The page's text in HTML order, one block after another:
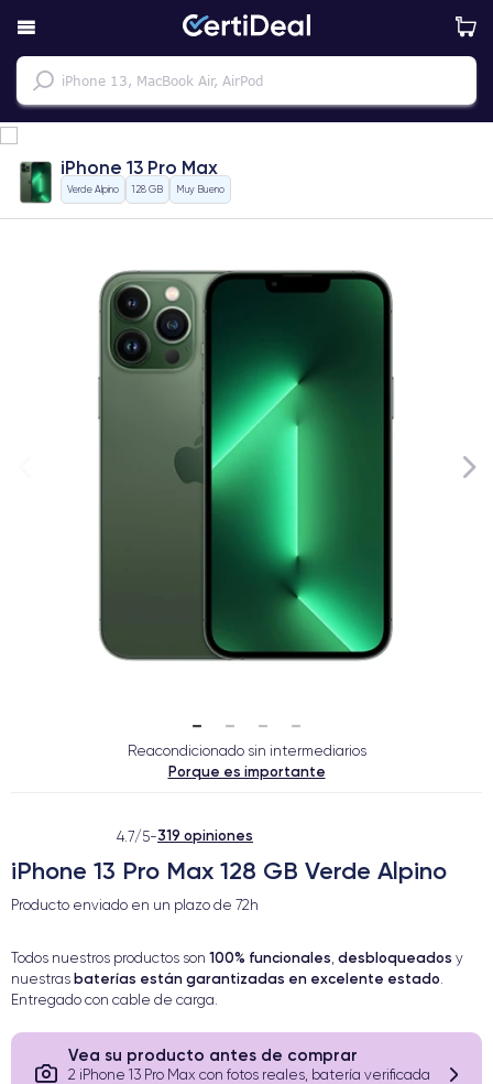
iPhone 13 Pro Max
Verde Alpino 128 GB Muy Bueno
Reacondicionado sin intermediarios
Porque es importante
4.7/5-319 opiniones
iPhone 13 Pro Max 128 GB Verde Alpino
Producto enviado en un plazo de 72h
Todos nuestros productos son 100% funcionales, desbloqueados y
nuestras baterías están garantizadas en excelente estado.
Entregado con cable de carga.
Vea su producto antes de comprar
2 iPhone 13 Pro Max con fotos reales, batería verificada